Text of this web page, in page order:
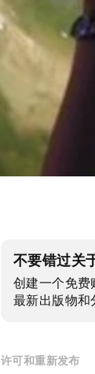
不要错过关
创建一个免费
最新出版物和
许可和重新发布